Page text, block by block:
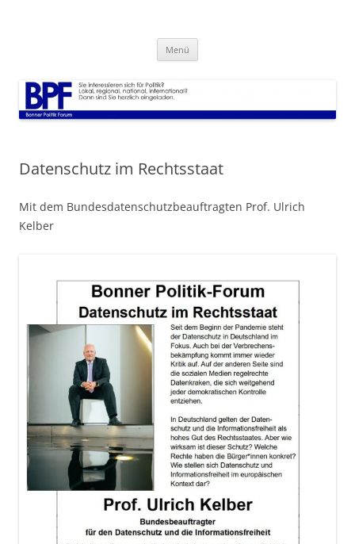
Menü
Datenschutz im Rechtsstaat
Mit dem Bundesdatenschutzbeauftragten Prof. Ulrich
Kelber